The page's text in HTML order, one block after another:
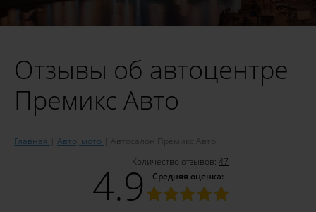
Отзывы об автоцентре
Премикс Авто
Главная Авто, мото
Автосалон Премикс Авто
Количество отзывов: 47
Средняя оценка:
4.9